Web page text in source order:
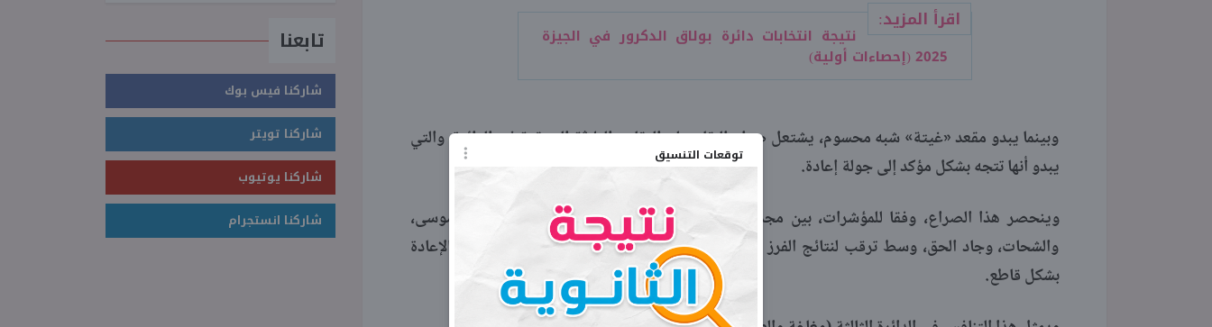
توقعات التنسيق
اقرأ المزيد:
نتيجة انتخابات دائرة بولاق الدكرور في الجيزة
2025 (إحصاءات أولية)
وبينما يبدو مقعد «غيتة» شبه محسوم، يشتعل صراع البقاء على المقاعد الثلاثة المتبقية في الدائرة، والتي
يبدو أنها تتجه بشكل مؤكد إلى جولة إعادة.
وينحصر هذا الصراع، وفقا للمؤشرات، بين مجموعة من المرشحين تضم فرغلي، وفتح الباب، وموسى،
والشحات، وجاد الحق، وسط ترقب لنتائج الفرز النهائية التي ستحدد هوية المتأهلين الستة لجولة الإعادة
بشكل قاطع.
تابعنا
شاركنا فيس بوك
شاركنا تويتر
شاركنا يوتيوب
شاركنا انستجرام